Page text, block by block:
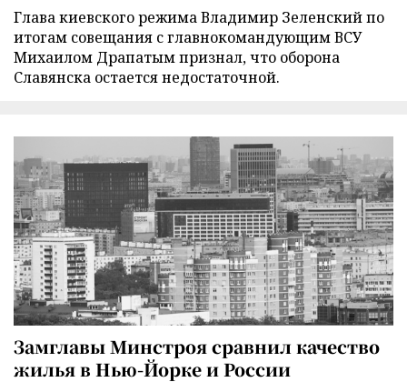
Глава киевского режима Владимир Зеленский по
итогам совещания с главнокомандующим ВСУ
Михаилом Драпатым признал, что оборона
Славянска остается недостаточной.
Замглавы Минстроя сравнил качество
жилья в Нью-Йорке и России